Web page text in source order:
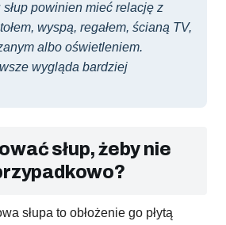
słup powinien mieć relację z
wyspą, regałem, ścianą TV,
albo oświetleniem.
wygląda bardziej
słup, żeby nie
słupa to obłożenie go płytą